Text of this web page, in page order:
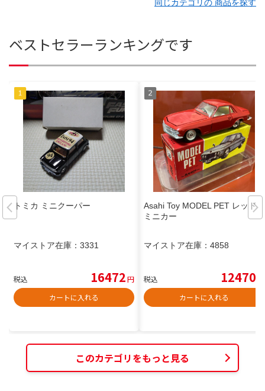
同じカテゴリの 商品を探す
ベストセラーランキングです
トミカ ミニクーパー
マイストア在庫： 3331
税込 16472円
カートに入れる
Asahi Toy MODEL PET レッド
ミニカー
マイストア在庫： 4858
税込 12470
カートに入れる
このカテゴリをもっと見る